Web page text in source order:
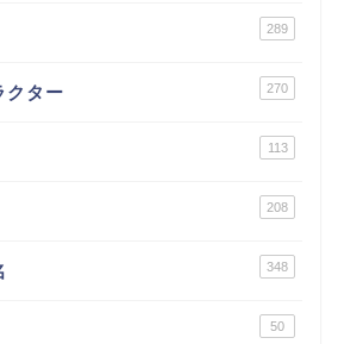
289
クター 270
113
208
348
50